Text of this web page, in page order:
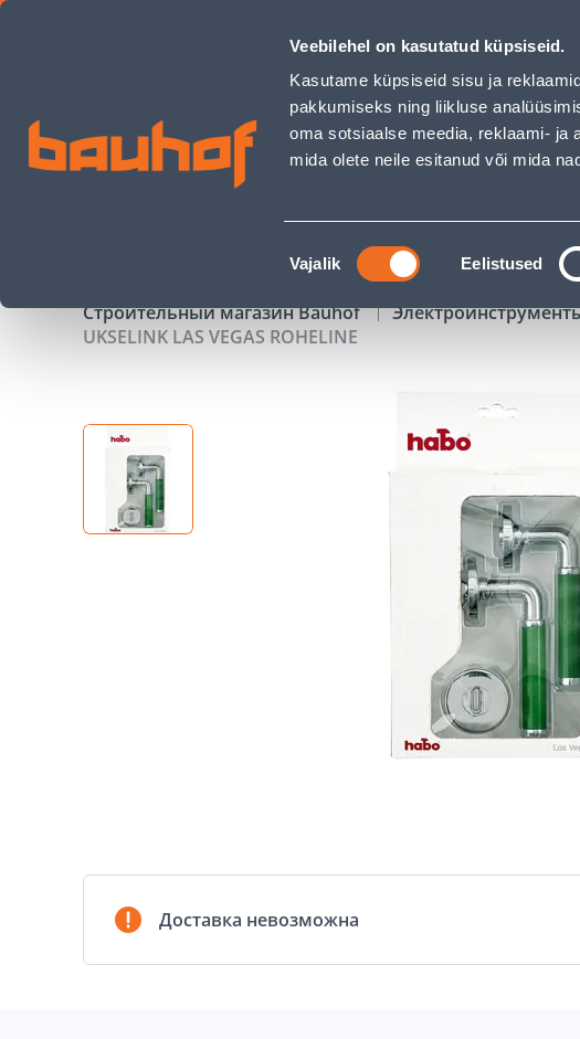
Veebilehel on kasutatud küpsiseid.
Kasutame küpsiseid sisu ja
pakkumiseks ning liikluse
oma sotsiaalse meedia, reklaami- ja
mida olete neile esitanud või mida
Nõusoleku
valik
Vajalik Eelistused
UKSELINK LAS VEGAS ROHELINE - Bauhof has loaded
Обслуживание бизнес-клиентов
АКЦИИ КАТАЛОГИ
Строительный магазин Bauhof
UKSELINK LAS VEGAS ROHELINE
Доставка невозможна